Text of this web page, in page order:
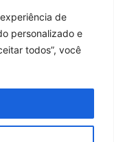
de
personalizado e
todos”, você